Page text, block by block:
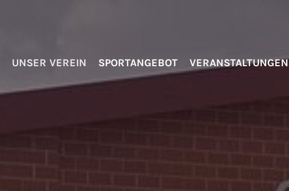
UNSER VEREIN SPORTANGEBOT VERANSTALTUNGEN